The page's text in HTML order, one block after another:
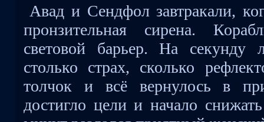
Авад и Сендфол завтракали,
пронзительная сирена.
световой барьер. На
столько страх, сколько
толчок и всё вернулось в
достигло цели и начало